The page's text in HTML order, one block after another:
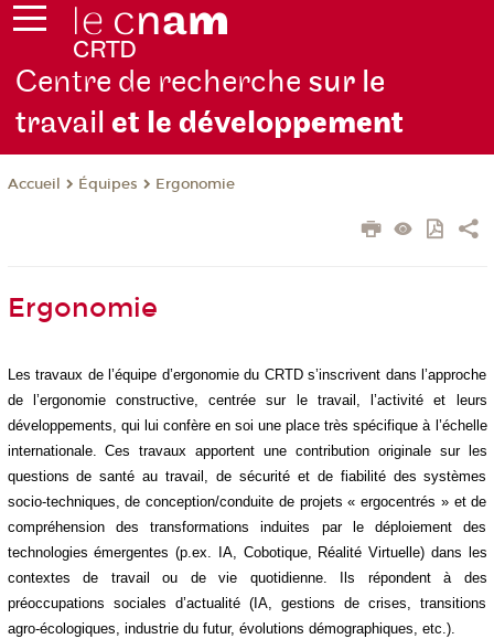
Centre de recherche sur le
travailet le développement
Accueil Équipes Ergonomie
Ergonomie
Les travaux de l’équipe d’ergonomie du CRTD s’inscrivent dans l’approche
de l’ergonomie constructive, centrée sur le travail, l’activité et leurs
développements, qui lui confère en soi une place très spécifique à l’échelle
internationale. Cestravaux apportent une contribution originale sur les
questions de santé au travail, de sécurité et de fiabilité des systèmes
socio-techniques, de conception/conduite de projets « ergocentrés » et de
compréhension des transformations induites par le déploiement des
technologies émergentes (p.ex. IA, Cobotique, Réalité Virtuelle) dans les
contextes de travail ou de vie quotidienne. Ils répondent à des
préoccupations sociales d’actualité (IA, gestions de crises, transitions
agro-écologiques, industrie du futur, évolutions démographiques, etc.).